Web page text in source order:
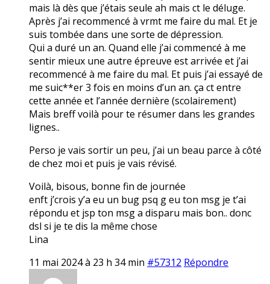
mais là dès que j’étais seule ah mais ct le déluge.
Après j’ai recommencé à vrmt me faire du mal. Et je
suis tombée dans une sorte de dépression.
Qui a duré un an. Quand elle j’ai commencé à me
sentir mieux une autre épreuve est arrivée et j’ai
recommencé à me faire du mal. Et puis j’ai essayé de
me suic**er 3 fois en moins d’un an. ça ct entre
cette année et l’année dernière (scolairement)
Mais breff voilà pour te résumer dans les grandes
lignes..
Perso je vais sortir un peu, j’ai un beau parce à côté
de chez moi et puis je vais révisé.
Voilà, bisous, bonne fin de journée
enft j’crois y’a eu un bug psq g eu ton msg je t’ai
répondu et jsp ton msg a disparu mais bon.. donc
dsl si je te dis la même chose
Lina
11 mai 2024 à 23 h 34 min #57312 Répondre